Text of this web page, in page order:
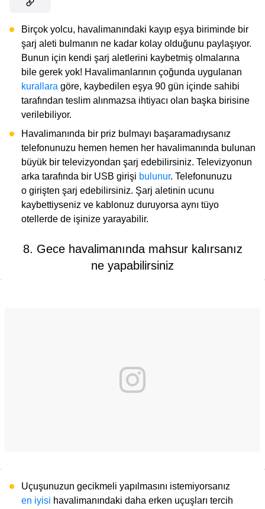
Birçok yolcu, havalimanındaki kayıp eşya biriminde bir
şarj aleti bulmanın ne kadar kolay olduğunu paylaşıyor.
Bunun için kendi şarj aletlerini kaybetmiş olmalarına
bile gerek yok! Havalimanlarının çoğunda uygulanan
kurallara göre, kaybedilen eşya 90 gün içinde sahibi
tarafından teslim alınmazsa ihtiyacı olan başka birisine
verilebiliyor.
Havalimanında bir priz bulmayı başaramadıysanız
telefonunuzu hemen hemen her havalimanında bulunan
büyük bir televizyondan şarj edebilirsiniz. Televizyonun
arka tarafında bir USB girişi bulunur. Telefonunuzu
o girişten şarj edebilirsiniz. Şarj aletinin ucunu
kaybettiyseniz ve kablonuz duruyorsa aynı tüyo
otellerde de işinize yarayabilir.
8. Gece havalimanında mahsur kalırsanız
ne yapabilirsiniz
Uçuşunuzun gecikmeli yapılmasını istemiyorsanız
en iyisi havalimanındaki daha erken uçuşları tercih